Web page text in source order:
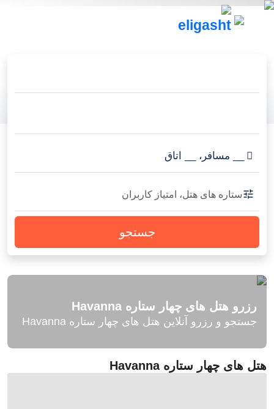
مسافر ، اتاق
ستاره های هتل، امتیاز کاربران
جستجو
رزرو هتل های چهار ستاره Havanna
جستجو و رزرو آنلاین هتل های چهار ستاره Havanna
هتل های چهار ستاره Havanna